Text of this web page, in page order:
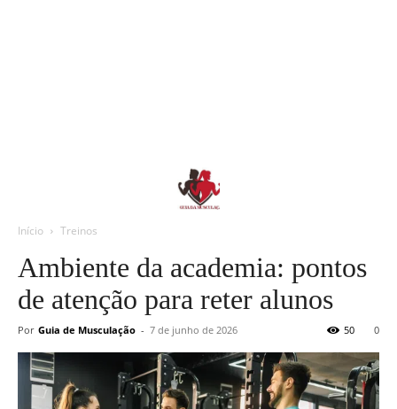
Início Treinos
Ambiente da academia: pontos
de atenção para reter alunos
Por Guia de Musculação - 7 de junho de 2026 0
50